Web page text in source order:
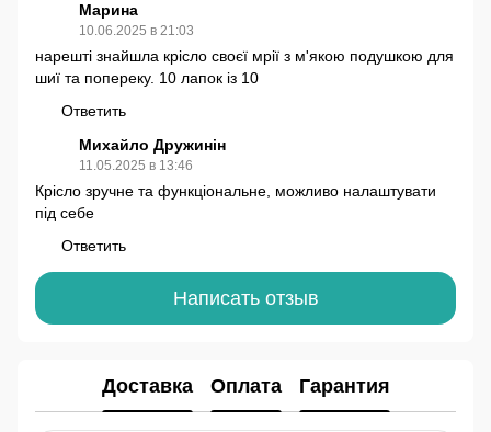
Марина
10.06.2025 в 21:03
нарешті знайшла крісло своєї мрії з м'якою подушкою для
шиї та попереку. 10 лапок із 10
Ответить
Михайло Дружинін
11.05.2025 в 13:46
Крісло зручне та функціональне, можливо налаштувати
під себе
Ответить
Написать отзыв
Доставка Оплата Гарантия